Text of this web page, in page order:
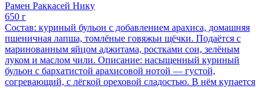
Рамен Раккасей Нику
650 г
Состав: куриный бульон с добавлением арахиса, домашняя
пшеничная лапша, томлёные говяжьи щёчки. Подаётся с
маринованным яйцом аджитама, ростками сои, зелёным
луком и маслом чили. Описание: насыщенный куриный
бульон с бархатистой арахисовой нотой — густой,
согревающий, с лёгкой ореховой сладостью. В нём купается